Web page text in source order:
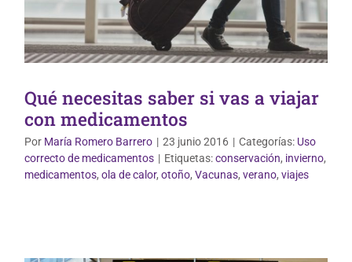
Qué necesitas saber si vas a viajar
con medicamentos
Por María Romero Barrero | 23 junio 2016 | Categorías: Uso
correcto de medicamentos | Etiquetas:conservación, invierno,
medicamentos, ola de calor, otoño, Vacunas, verano, viajes
Vida Saludable